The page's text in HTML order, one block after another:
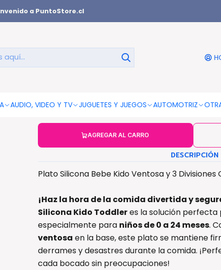
AUDIO, VIDEO Y TV JUGUETES Y JUEGOS AUTOMOTRIZ
a PuntoStore.cl
Plato Silicona Bebe
Divisiones
ROSADO Verde
AGREGAR AL CARRO
DESCRIPCIÓN
Plato Silicona Bebe Kido Ventosa y 3 Divisiones
¡Haz la hora de la comida divertida y
Silicona Kido Toddleres la solución perfecta
especialmente para niños de 0 a 24 meses.
ventosa en la base, este plato se mantiene
derrames y desastres durante la comida.
cada bocado sin preocupaciones!